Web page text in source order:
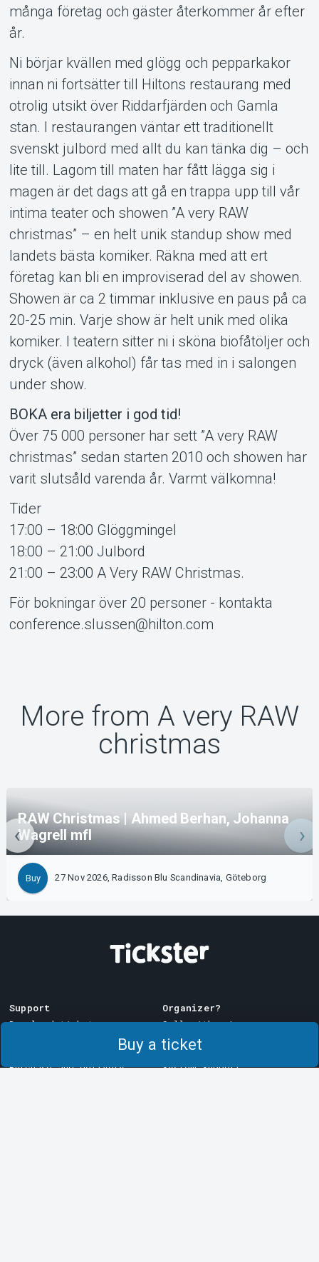
Buy a ticket
många företag och gäster återkommer år efter
år.
Ni börjar kvällen med glögg och pepparkakor
innan ni fortsätter till Hiltons restaurang med
otrolig utsikt över Riddarfjärden och Gamla
stan. I restaurangen väntar ett traditionellt
svenskt julbord med allt du kan tänka dig – och
lite till. Lagom till maten har fått lägga sig i
magen är det dags att gå en trappa upp till vår
intima teater och showen ”A very RAW
christmas” – en helt unik standup show med
landets bästa komiker. Räkna med att ert
företag kan bli en improviserad del av showen.
Showen är ca 2 timmar inklusive en paus på ca
20-25 min. Varje show är helt unik med olika
komiker. I teatern sitter ni i sköna biofåtöljer och
dryck (även alkohol) får tas med in i salongen
under show.
BOKA era biljetter i god tid!
Över 75 000 personer har sett ”A very RAW
christmas” sedan starten 2010 och showen har
varit slutsåld varenda år. Varmt välkomna!
Tider
17:00 – 18:00 Glöggmingel
18:00 – 21:00 Julbord
21:00 – 23:00 A Very RAW Christmas.
För bokningar över 20 personer - kontakta
conference.slussen@hilton.com
More from A very RAW
christmas
RAW Christmas | Ahmed Berhan, Johanna
Wagrell mfl
Buy 27 Nov 2026, Radisson Blu Scandinavia, Göteborg
Support
Download ticket
Purchase and delivery
Organizer?
Sell with us!
Log in to Manager
System Support